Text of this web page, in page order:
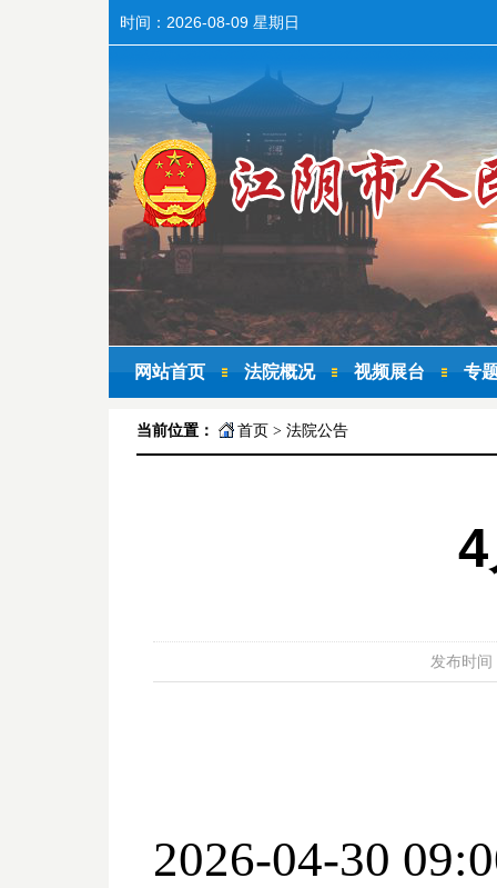
时间： 2026-08-09 星期日
网站首页 法院概况 视频展台 专
当前位置： 首页 > 法院公告
发布时
2026-04-30